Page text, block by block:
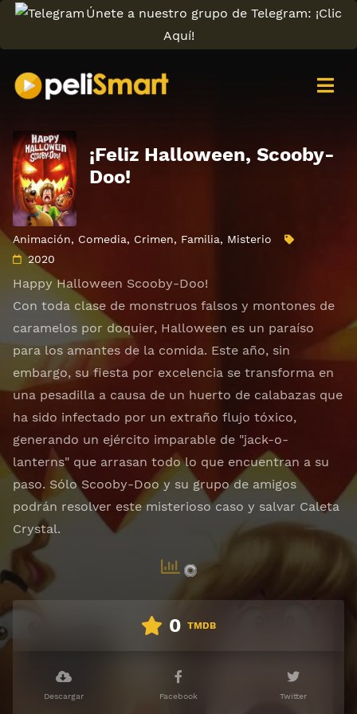
Únete a nuestro grupo de Telegram: ¡Clic
Aquí!
¡Feliz Halloween, Scooby-
Doo!
Animación, Comedia, Crimen, Familia, Misterio
2020
Happy Halloween Scooby-Doo!
Con toda clase de monstruos falsos y montones de
caramelos por doquier, Halloween es un paraíso
para los amantes de la comida. Este año, sin
embargo, su fiesta por excelencia se transforma en
una pesadilla a causa de un huerto de calabazas que
ha sido infectado por un extraño flujo tóxico,
generando un ejército imparable de "jack-o-
lanterns" que arrasan todo lo que encuentran a su
paso. Sólo Scooby-Doo y su grupo de amigos
podrán resolver este misterioso caso y salvar Caleta
Crystal.
0 TMDB
Descargar Facebook Twitter